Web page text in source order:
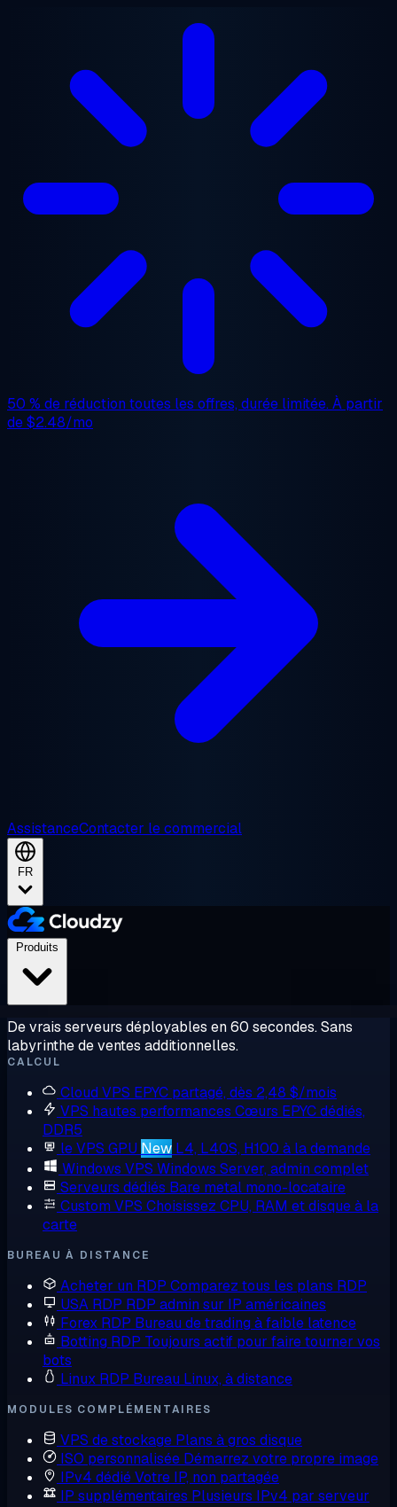
50 % de réduction toutes les offres, durée limitée. À partir
de$2.48/mo
AssistanceContacter le commercial
FR
De vrais serveurs déployables en 60 secondes. Sans
labyrinthe de ventes additionnelles.
CALCUL
Cloud VPS EPYC partagé, dès 2,48 $/mois
VPS hautes performances Cœurs EPYC dédiés,
DDR5
le VPS GPU New L4, L40S, H100 à la demande
Windows VPS Windows Server, admin complet
Serveurs dédiés Bare metal mono-locataire
Custom VPS Choisissez CPU, RAM et disque à la
carte
BUREAU À DISTANCE
Acheter un RDP Comparez tous les plans RDP
USA RDP RDP admin sur IP américaines
Forex RDP Bureau de trading à faible latence
Botting RDP Toujours actif pour faire tourner vos
bots
Linux RDP Bureau Linux, à distance
MODULES COMPLÉMENTAIRES
VPS de stockage Plans à gros disque
ISO personnalisée Démarrez votre propre image
IPv4 dédiéVotre IP, non partagée
IP supplémentaires Plusieurs IPv4 par serveur